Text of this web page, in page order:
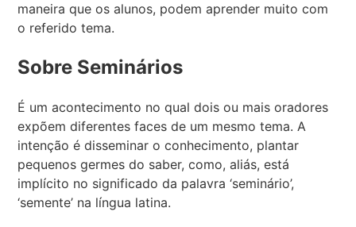
maneira que os alunos, podem aprender muito com
o referido tema.
Sobre Seminários
É um acontecimento no qual dois ou mais oradores
expõem diferentes faces de um mesmo tema. A
intenção é disseminar o conhecimento, plantar
pequenos germes do saber, como, aliás, está
implícito no significado da palavra ‘seminário’,
‘semente’ na língua latina.